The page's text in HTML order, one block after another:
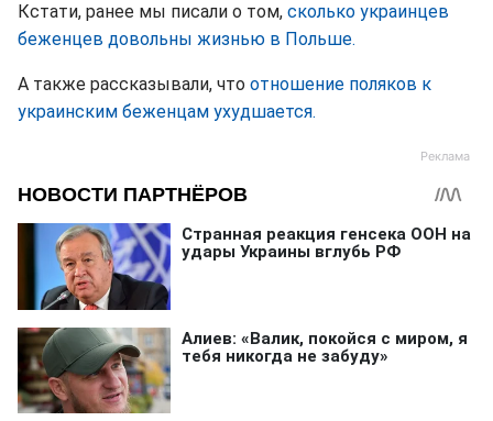
Кстати, ранее мы писали о том, сколько украинцев
беженцев довольны жизнью в Польше.
А также рассказывали, что отношение поляков к
украинским беженцам ухудшается.